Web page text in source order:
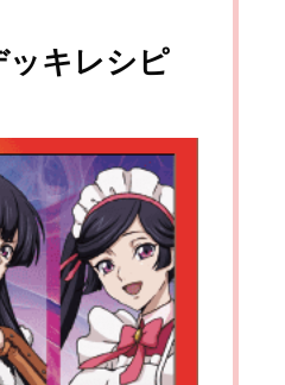
ッキレシピ